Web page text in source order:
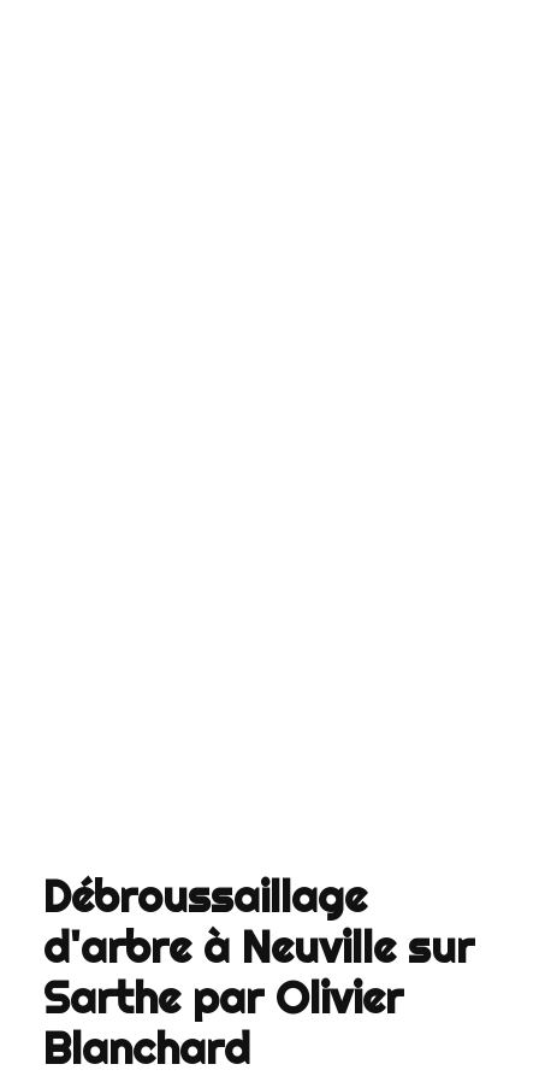
Débroussaillage
d'arbre à Neuville sur
Sarthe par Olivier
Blanchard